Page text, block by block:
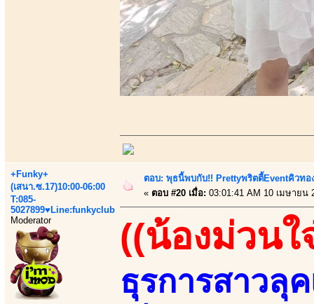
+Funky+
(เสนา.ซ.17)10:00-06:00
T:085-
5027899♥Line:funkyclub
Moderator
ตอบ: พุธนี้พบกับ!! Prettyพริตตี้Eventคิวทอ
« ตอบ #20 เมื่อ: 03:01:41 AM 10 เมษายน
((น้องม่วนใ
ธุรการสาวลุ